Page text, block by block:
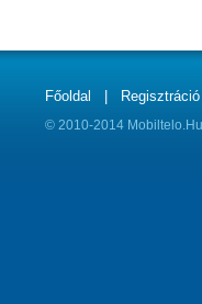
Főoldal Regisztráció
© 2010-2014